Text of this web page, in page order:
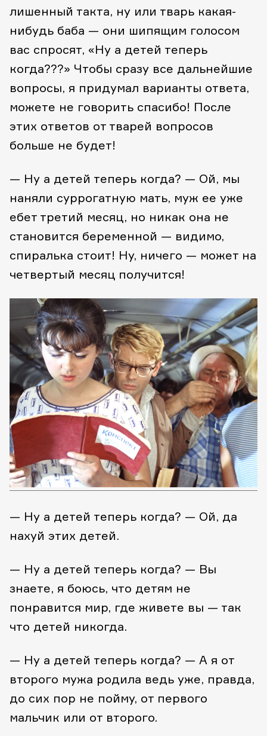
лишенный такта, ну или тварь какая-
нибудь баба — они шипящим голосом
вас спросят, «Ну а детей теперь
когда???» Чтобы сразу все дальнейшие
вопросы, я придумал варианты ответа,
можете не говорить спасибо! После
этих ответов от тварей вопросов
больше не будет!
— Ну а детей теперь когда? — Ой, мы
наняли суррогатную мать, муж ее уже
ебет третий месяц, но никак она не
становится беременной — видимо,
спиралька стоит! Ну, ничего — может на
четвертый месяц получится!
— Ну а детей теперь когда? — Ой, да
нахуй этих детей.
— Ну а детей теперь когда? — Вы
знаете, я боюсь, что детям не
понравится мир, где живете вы — так
что детей никогда.
— Ну а детей теперь когда? — А я от
второго мужа родила ведь уже, правда,
до сих пор не пойму, от первого
мальчик или от второго.